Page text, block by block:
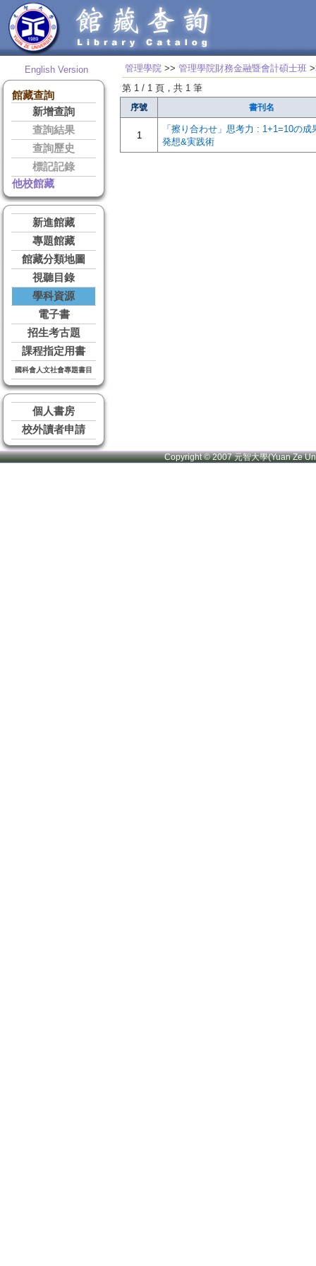
English Version
館藏查詢
新增查詢
查詢結果
查詢歷史
標記記錄
他校館藏
新進館藏
專題館藏
館藏分類地圖
視聽目錄
學科資源
電子書
招生考古題
課程指定用書
國科會人文社會專題書目
個人書房
校外讀者申請
管理學院 >> 管理學院財務金融暨會計碩士班
第 1 / 1 頁，共 1 筆
序號 書刊名
1
「擦り合わせ」思考力 : 1+1=10の成
発想&実践術
Copyright © 2007 元智大學(Yuan Ze